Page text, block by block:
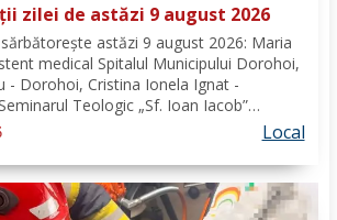
zilei de astăzi 9 august 2026
astăzi 9 august 2026: Maria
medical Spitalul Municipului Dorohoi,
- Dorohoi, Cristina Ionela Ignat -
Teologic „Sf. Ioan Iacob”
Maria Ojog - profesor- consilier
Gimnazială Nr. 1 Dumeni, Mihai...
Local